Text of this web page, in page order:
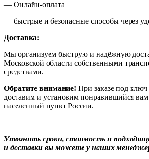
— Онлайн-оплата
— быстрые и безопасные способы через
Доставка:
Мы организуем быструю и надёжную
Московской области собственными
средствами.
Обратите внимание! При заказе под ключ
доставим и установим понравившийся
населенный пункт России.
Уточнить сроки, стоимость и
и доставки вы можете у наших